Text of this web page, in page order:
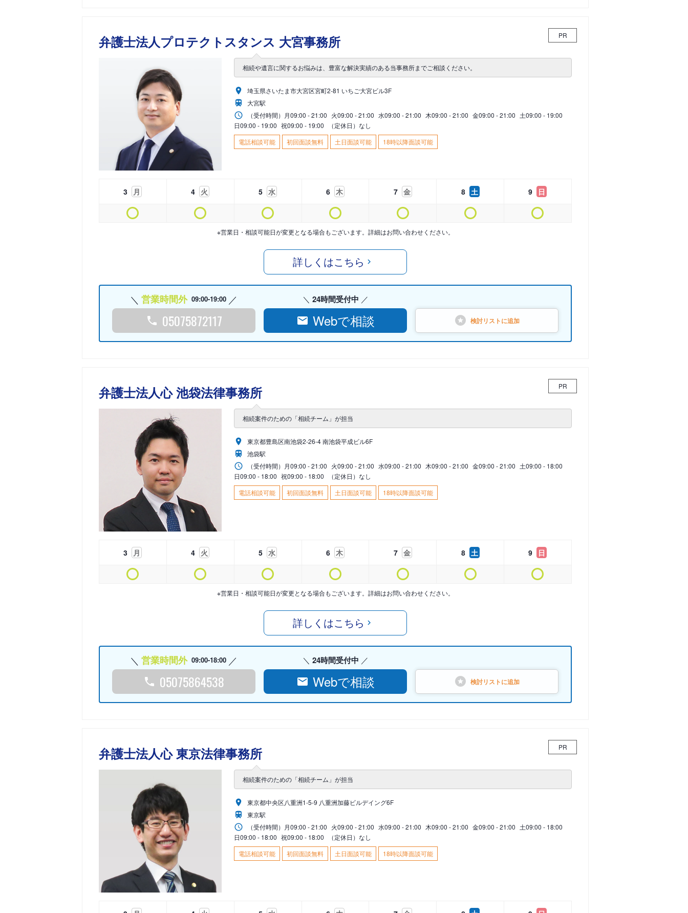
弁護士法人プロテクトスタンス 大宮事務所 PR
相続や遺言に関するお悩みは、豊富な解決実績のある当事務所までご相談ください。
埼玉県さいたま市大宮区宮町2-81 いちご大宮ビル3F
大宮駅
（受付時間） 月09:00 - 21:00 火09:00 - 21:00 水09:00 - 21:00 木09:00 - 21:00 金09:00 - 21:00 土09:00 - 19:00
日09:00 - 19:00 祝09:00 - 19:00
（定休日）なし
電話相談可能
初回面談無料 土日面談可能 18時以降面談可能
3 月 4 火 5 水 6 木 7 金 8 土 9 日
※営業日・相談可能日が変更となる場合もございます。詳細はお問い合わせください。
詳しくはこちら
営業時間外 09:00-19:00
05075872117
24時間受付中
Webで相談 検討リストに追加
弁護士法人心 池袋法律事務所 PR
相続案件のための「相続チーム」が担当
東京都豊島区南池袋2-26-4 南池袋平成ビル6F
池袋駅
（受付時間） 月09:00 - 21:00 火09:00 - 21:00 水09:00 - 21:00 木09:00 - 21:00 金09:00 - 21:00 土09:00 - 18:00
日09:00 - 18:00 祝09:00 - 18:00
（定休日）なし
電話相談可能
初回面談無料 土日面談可能 18時以降面談可能
3 月 4 火 5 水 6 木 7 金 8 土 9 日
※営業日・相談可能日が変更となる場合もございます。詳細はお問い合わせください。
詳しくはこちら
営業時間外 09:00-18:00
05075864538
24時間受付中
Webで相談 検討リストに追加
弁護士法人心 東京法律事務所 PR
相続案件のための「相続チーム」が担当
東京都中央区八重洲1-5-9 八重洲加藤ビルデイング6F
東京駅
（受付時間） 月09:00 - 21:00 火09:00 - 21:00 水09:00 - 21:00 木09:00 - 21:00 金09:00 - 21:00 土09:00 - 18:00
日09:00 - 18:00 祝09:00 - 18:00
（定休日）なし
電話相談可能
初回面談無料 土日面談可能 18時以降面談可能